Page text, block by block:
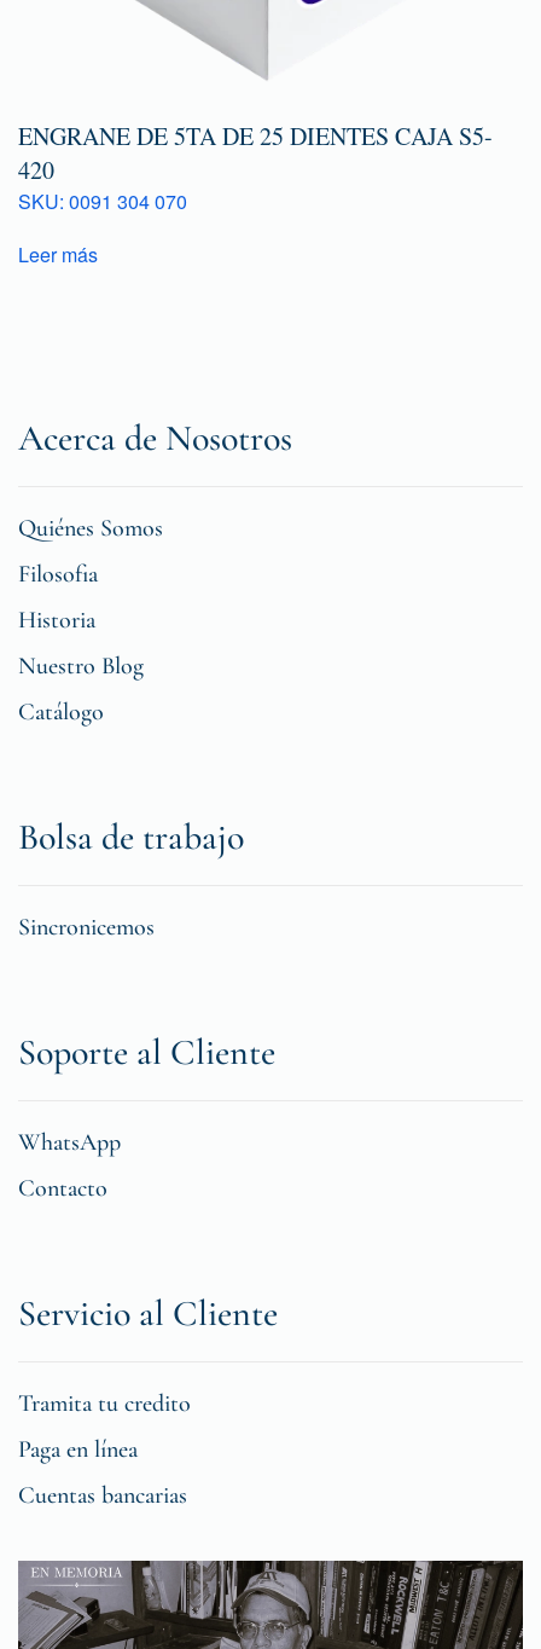
ENGRANE DE 5TA DE 25 DIENTES CAJA S5-
420
SKU: 0091 304 070
Leer más
Acerca de Nosotros
Quiénes Somos
Filosofia
Historia
Nuestro Blog
Catálogo
Bolsa de trabajo
Sincronicemos
Soporte al Cliente
WhatsApp
Contacto
Servicio al Cliente
Tramita tu credito
Paga en línea
Cuentas bancarias